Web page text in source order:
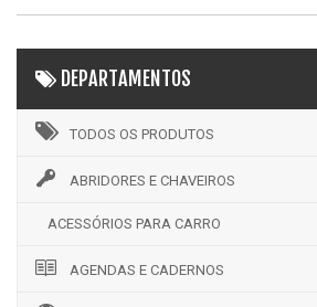
DEPARTAMENTOS
TODOS OS PRODUTOS
ABRIDORES E CHAVEIROS
ACESSÓRIOS PARA CARRO
AGENDAS E CADERNOS